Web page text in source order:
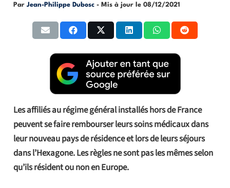
Par Jean-Philippe Dubosc - Mis à jour le 08/12/2021
Les affiliés au régime général installés hors de France
peuvent se faire rembourser leurs soins médicaux dans
leur nouveau pays de résidence et lors de leurs séjours
dans l’Hexagone. Les règles ne sont pas les mêmes selon
qu’ils résident ou non en Europe.